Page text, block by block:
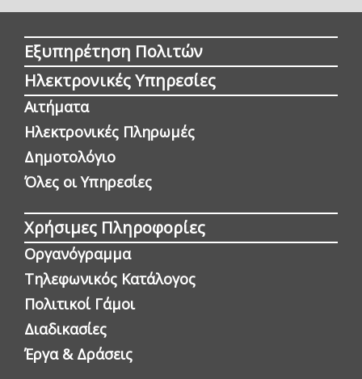
Εξυπηρέτηση Πολιτών
Ηλεκτρονικές Υπηρεσίες
Αιτήματα
Ηλεκτρονικές Πληρωμές
Δημοτολόγιο
Όλες οι Yπηρεσίες
Χρήσιμες Πληροφορίες
Οργανόγραμμα
Τηλεφωνικός Κατάλογος
Πολιτικοί Γάμοι
Διαδικασίες
Έργα & Δράσεις